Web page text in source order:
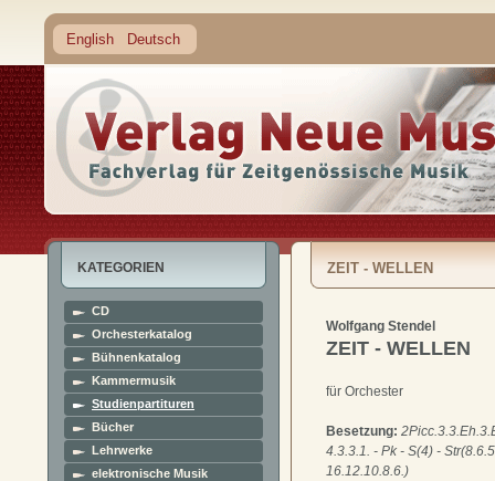
English Deutsch
KATEGORIEN
CD
Orchesterkatalog
Bühnenkatalog
Kammermusik
Studienpartituren
Bücher
Lehrwerke
elektronische Musik
ZEIT - WELLEN
Wolfgang Stendel
ZEIT - WELLEN
für Orchester
Besetzung:
4.3.3.1. - Pk - S(4) -
16.12.10.8.6.)